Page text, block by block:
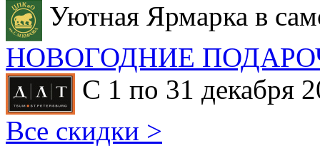
Уютная Ярмарка в
НОВОГОДНИЕ
С 1 по 31 декабря
Все скидки >